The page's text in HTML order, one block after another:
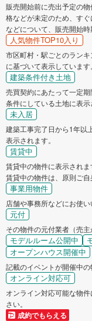
販売開始前に売出予定の
格などが未定のため、す
などについて、販売開始時
人気物件TOP10入り
市区町村・駅ごとのラン
に基づいて表示しています。
建築条件付き土地
売買契約にあたって一定
条件にしている土地に表示
未入居
建築工事完了日から1年以
表示されます。
賃貸中
賃貸中の物件に表示されま
賃貸中の物件は、原則ご自
事業用物件
店舗や事務所などにお使
元付
その物件の元付業者（売
モデルルーム公開中
オープンハウス開催中
記載のイベントが開催中の
オンライン対応可
オンライン対応可能な物
さい。
成約でもらえる